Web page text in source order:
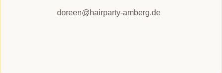
doreen@hairparty-amberg.de